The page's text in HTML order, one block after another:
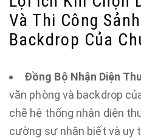
Và Thi Công
Backdrop Của
Đồng Bộ Nhận Diện
văn phòng và backdrop
chẽ hệ thống nhận diện
cường sự nhận biết và uy